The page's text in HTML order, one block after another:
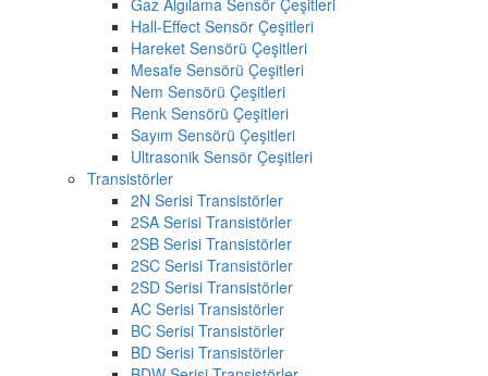
Gaz Algılama Sensör Çeşitleri
Hall-Effect Sensör Çeşitleri
Hareket Sensörü Çeşitleri
Mesafe Sensörü Çeşitleri
Nem Sensörü Çeşitleri
Renk Sensörü Çeşitleri
Sayım Sensörü Çeşitleri
Ultrasonik Sensör Çeşitleri
Transistörler
2N Serisi Transistörler
2SA Serisi Transistörler
2SB Serisi Transistörler
2SC Serisi Transistörler
2SD Serisi Transistörler
AC Serisi Transistörler
BC Serisi Transistörler
BD Serisi Transistörler